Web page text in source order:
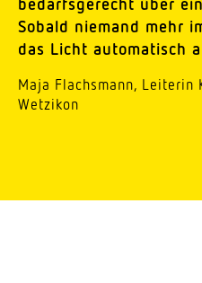
Sobald niemand mehr
das Licht auto­ma­tisch
Maja Flachsmann, Leiterin
Wetzikon